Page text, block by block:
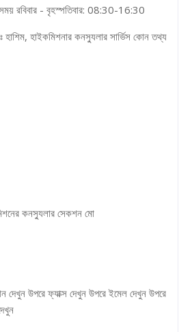
রবিবার - বৃহস্পতিবার: 08:30-16:30
হাশিম, হাইকমিশনার কনস্যুলার সার্ভিস কোন তথ্য
কনস্যুলার সেকশন মো
দেখুন উপরে ফ্যাক্স দেখুন উপরে ইমেল দেখুন উপরে